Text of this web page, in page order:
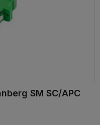
SM SC/APC